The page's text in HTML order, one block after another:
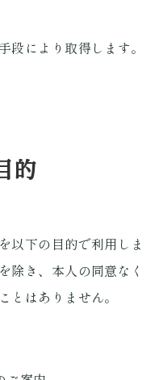
段により取得します。
的
以下の目的で利用しま
除き、本人の同意なく
とはありません。